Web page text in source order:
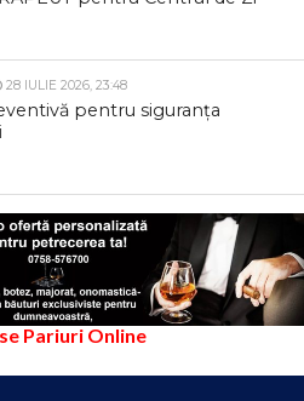
28 IULIE 2026, 23:48
pentru siguranța
Pariuri Online